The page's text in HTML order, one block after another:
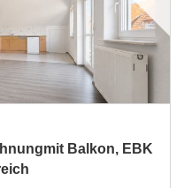
Balkon, EBK